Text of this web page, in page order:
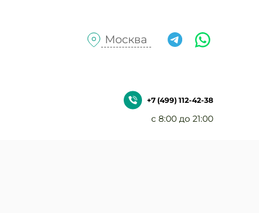
Москва
+7 (499) 112-42-38
с 8:00 до 21:00